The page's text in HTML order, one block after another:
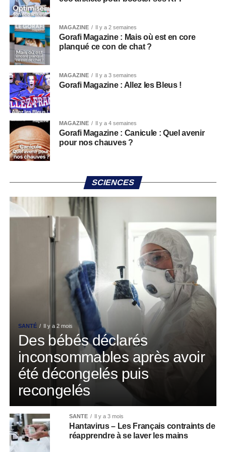
MAGAZINE Il y a 2 semaines
Gorafi Magazine : Mais où est en core
planqué ce con de chat ?
MAGAZINE Il y a 3 semaines
Gorafi Magazine : Allez les Bleus !
MAGAZINE Il y a 4 semaines
Gorafi Magazine : Canicule : Quel avenir
pour nos chauves ?
SCIENCES
SANTÉ Il y a 2 mois
Des bébés déclarés
inconsommables après avoir
été décongelés puis
recongelés
SANTÉ Il y a 3 mois
Hantavirus – Les Français contraints de
réapprendre à se laver les mains